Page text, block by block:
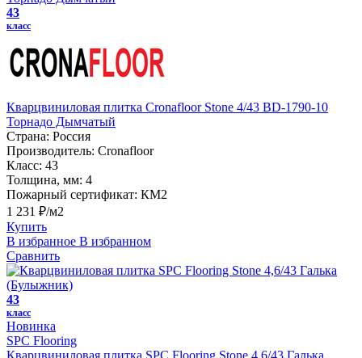
43
класс
Кварцвиниловая плитка Cronafloor Stone 4/43 BD-1790-10
Торнадо Дымчатый
Страна: Россия
Производитель: Cronafloor
Класс: 43
Толщина, мм: 4
Пожарный сертификат: КМ2
1 231 ₽/м2
Купить
В избранное В избранном
Сравнить
43
класс
Новинка
SPC Flooring
Кварцвиниловая плитка SPC Flooring Stone 4,6/43 Галька